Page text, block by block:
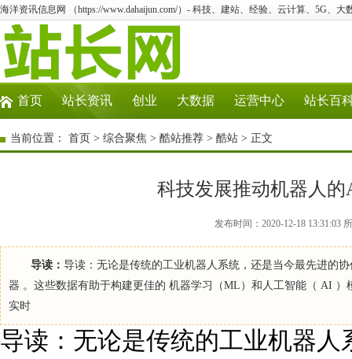
海洋资讯信息网 （https://www.dahaijun.com/）- 科技、建站、经验、云计算、5G、大
首页 站长资讯 创业 大数据 运营中心 站长百
当前位置： 首页 > 综合聚焦 > 酷站推荐 > 酷站 > 正文
科技发展推动机器人
发布时间：2020-12-18 13:31:03
导读： 导读：无论是传统的工业机器人系统，还是当今最先进的
器 。这些数据有助于构建更佳的 机器学习（ML）和人工智能（ AI
实时
导读：无论是传统的工业机器